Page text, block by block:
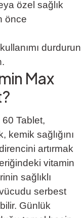
özel sağlık
önce
durdurun
Max
Tablet,
kemik sağlığını
artırmak
vitamin
sağlıklı
serbest
Günlük